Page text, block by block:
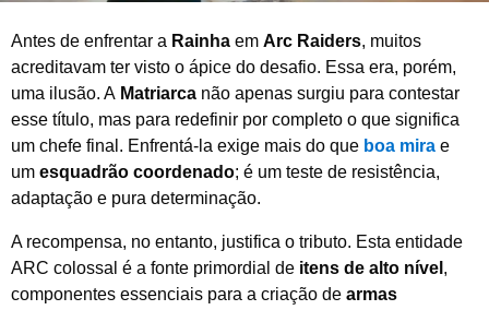
Antes de enfrentar a Rainha em Arc Raiders, muitos
acreditavam ter visto o ápice do desafio. Essa era, porém,
uma ilusão. A Matriarca não apenas surgiu para contestar
esse título, mas para redefinir por completo o que significa
um chefe final. Enfrentá-la exige mais do que boa mira e
um esquadrão coordenado; é um teste de resistência,
adaptação e pura determinação.
A recompensa, no entanto, justifica o tributo. Esta entidade
ARC colossal é a fonte primordial de itens de alto nível ,
componentes essenciais para a criação de armas